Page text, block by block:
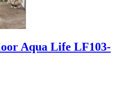
Aqua Life LF103-